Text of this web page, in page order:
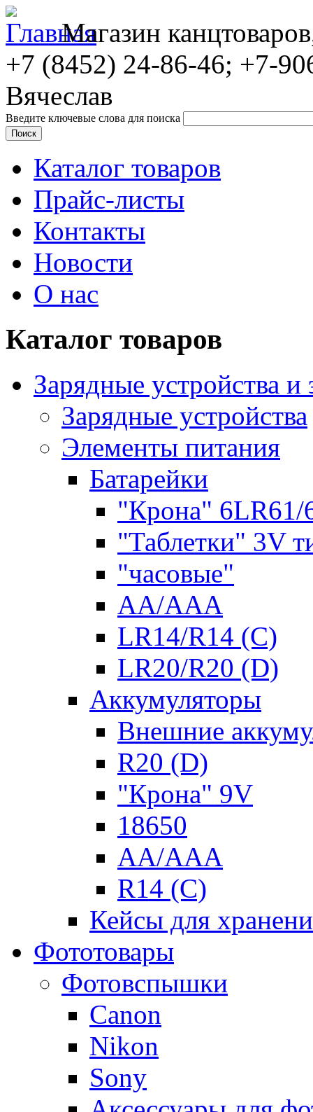
Магазин
+7 (8452) 24-86-46; +7-
Вячеслав
Введите ключевые слова для поиска
Каталог товаров
Прайс-листы
Контакты
Новости
О нас
Каталог товаров
Зарядные устройства
Зарядные устройства
Элементы питания
Батарейки
"Крона" 6LR61/
"Таблетки" 3V
"часовые"
AA/AAA
LR14/R14 (C)
LR20/R20 (D)
Аккумуляторы
Внешние
R20 (D)
"Крона" 9V
18650
AA/AAA
R14 (C)
Кейсы для
Фототовары
Фотовспышки
Canon
Nikon
Sony